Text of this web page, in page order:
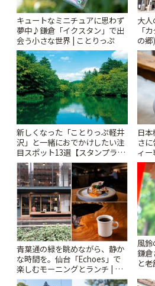
キュートなミニチュアに思わず
夢中♪鎌倉「イクスタン」で出
会う小さな世界 | ことりっぷ
大
「
の
♪ |
新しくなった「ことりっぷ軽井
沢」と一緒におでかけしたい注
目スポット13選【スタンプラリ
ー開催中】 | ことりっぷ
日
さ
ィ
青葉通の緑を眺めながら、静か
な時間を。仙台「Echoes」で
楽しむモーニングとランチ | こ
とりっぷ
風鈴
鎌
と